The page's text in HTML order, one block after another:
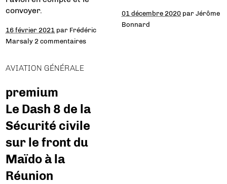
convoyer.
16 février 2021 par Frédéric
Marsaly 2 commentaires
01 décembre 2020 parJérôme
Bonnard
AVIATION GÉNÉRALE
premium
Le Dash 8 de la
Sécurité civile
sur le front du
Maïdo à la
Réunion